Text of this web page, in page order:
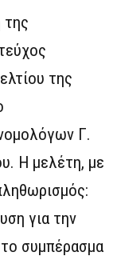
της
της
Γ.
Η μελέτη, με
για την
συμπέρασμα